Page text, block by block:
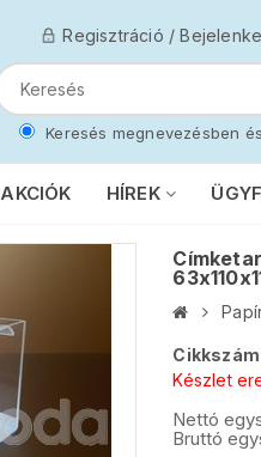
Regisztráció /
Keresés megnevezésben
AKCIÓK HÍREK
Készlet
Nettó
Bruttó